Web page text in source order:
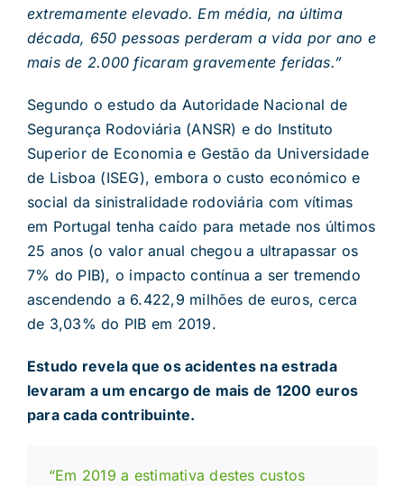
extremamente elevado. Em média, na última
década, 650 pessoas perderam a vida por ano e
mais de 2.000 ficaram gravemente feridas.”
Segundo o estudo da Autoridade Nacional de
Segurança Rodoviária (ANSR) e do Instituto
Superior de Economia e Gestão da Universidade
de Lisboa (ISEG), embora o custo económico e
social da sinistralidade rodoviária com vítimas
em Portugal tenha caído para metade nos últimos
25 anos (o valor anual chegou a ultrapassar os
7% do PIB), o impacto contínua a ser tremendo
ascendendo a 6.422,9 milhões de euros, cerca
de 3,03% do PIB em 2019.
Estudo revela que os acidentes na estrada
levaram a um encargo de mais de 1200 euros
para cada contribuinte.
“Em 2019 a estimativa destes custos